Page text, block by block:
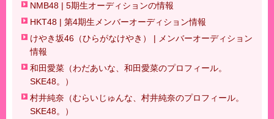
NMB48 | 5期生オーディションの情報
HKT48 | 第4期生メンバーオーディション情報
けやき坂46（ひらがなけやき） | メンバーオーディション
情報
和田愛菜（わだあいな、和田愛菜のプロフィール。
SKE48。）
村井純奈（むらいじゅんな、村井純奈のプロフィール。
SKE48。）